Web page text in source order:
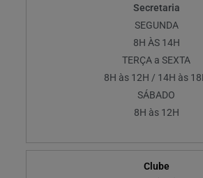
Secretaria
SEGUNDA
8H ÀS 14H
TERÇA a SEXTA
8H às 12H / 14H às
SÁBADO
8H às 12H
Clube